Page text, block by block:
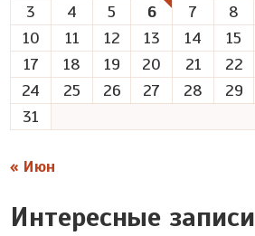
3
4 5 6 7 8
10
11 12 13 14 15
17
18 19 20 21 22
24
25 26 27 28 29
31
« Июн
Интересные записи